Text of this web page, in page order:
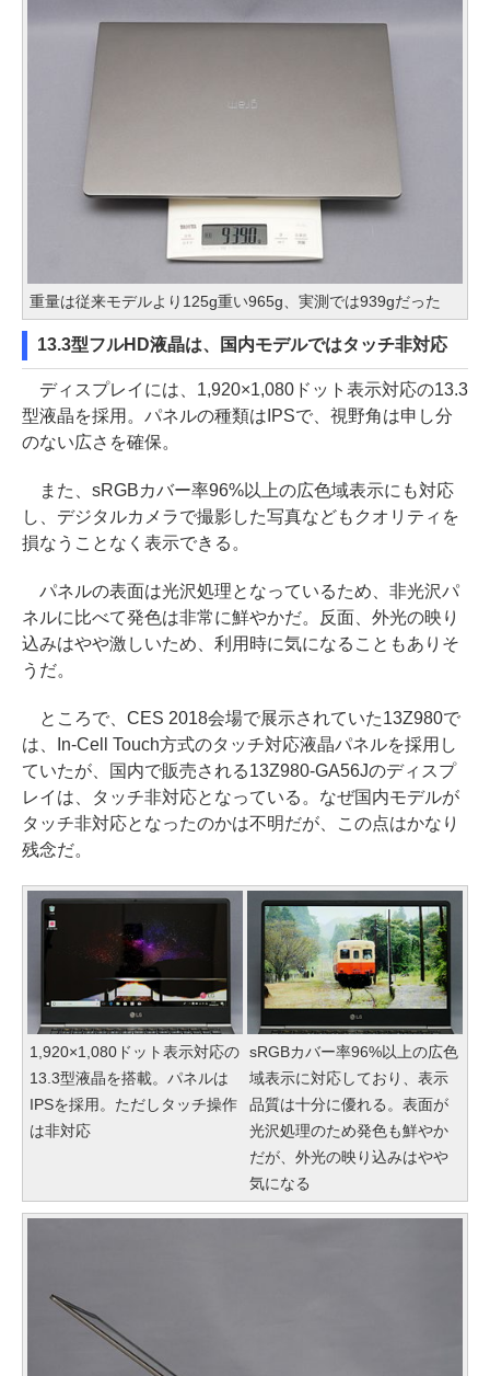
重量は従来モデルより125g重い965g、実測では939gだった
13.3型フルHD液晶は、国内モデルではタッチ非対応
ディスプレイには、1,920×1,080ドット表示対応の13.3
型液晶を採用。パネルの種類はIPSで、視野角は申し分
のない広さを確保。
また、sRGBカバー率96%以上の広色域表示にも対応
し、デジタルカメラで撮影した写真などもクオリティを
損なうことなく表示できる。
パネルの表面は光沢処理となっているため、非光沢パ
ネルに比べて発色は非常に鮮やかだ。反面、外光の映り
込みはやや激しいため、利用時に気になることもありそ
うだ。
ところで、CES 2018会場で展示されていた13Z980で
は、In-Cell Touch方式のタッチ対応液晶パネルを採用し
ていたが、国内で販売される13Z980-GA56Jのディスプ
レイは、タッチ非対応となっている。なぜ国内モデルが
タッチ非対応となったのかは不明だが、この点はかなり
残念だ。
1,920×1,080ドット表示対応の
13.3型液晶を搭載。パネルは
IPSを採用。ただしタッチ操作
は非対応
sRGBカバー率96%以上の広色
域表示に対応しており、表示
品質は十分に優れる。表面が
光沢処理のため発色も鮮やか
だが、外光の映り込みはやや
気になる